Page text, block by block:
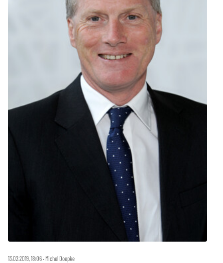
13.02.2019, 18:06 ‧ Michel Doepke